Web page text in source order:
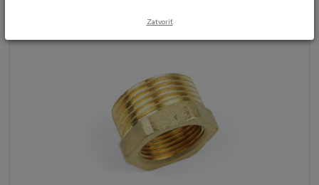
Zatvoriť